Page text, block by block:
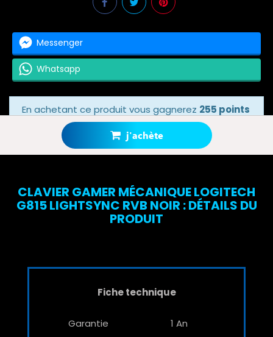
j'achète
Messenger
Whatsapp
En achetant ce produit vous gagnerez 255 points
bonusgrâce à notre programme de fidélité.
Votre panier totalisera255 points bonus.
CLAVIER GAMER MÉCANIQUE LOGITECH
G815 LIGHTSYNC RVB NOIR : DÉTAILS DU
PRODUIT
Fiche technique
Garantie 1 An